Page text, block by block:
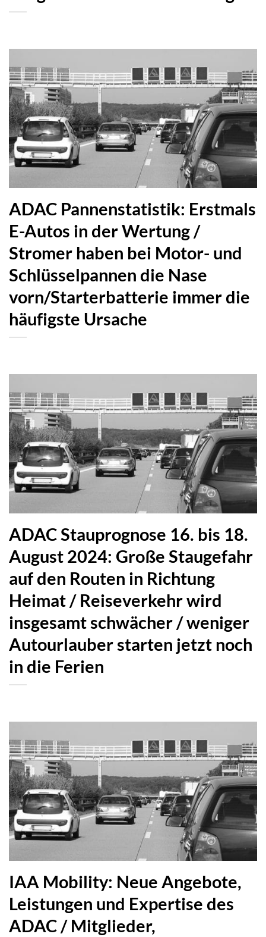
ADAC Pannenstatistik: Erstmals
E-Autos in der Wertung /
Stromer haben bei Motor- und
Schlüsselpannen die Nase
vorn/Starterbatterie immer die
häufigste Ursache
ADAC Stauprognose 16. bis 18.
August 2024: Große Staugefahr
auf den Routen in Richtung
Heimat / Reiseverkehr wird
insgesamt schwächer / weniger
Autourlauber starten jetzt noch
in die Ferien
IAA Mobility: Neue Angebote,
Leistungen und Expertise des
ADAC / Mitglieder,